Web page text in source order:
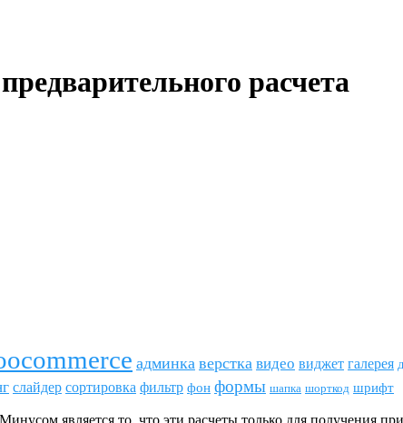
расчета
админка верстка видео виджет галерея
слайдер сортировка фильтр фон формы шапка шорткод шрифт